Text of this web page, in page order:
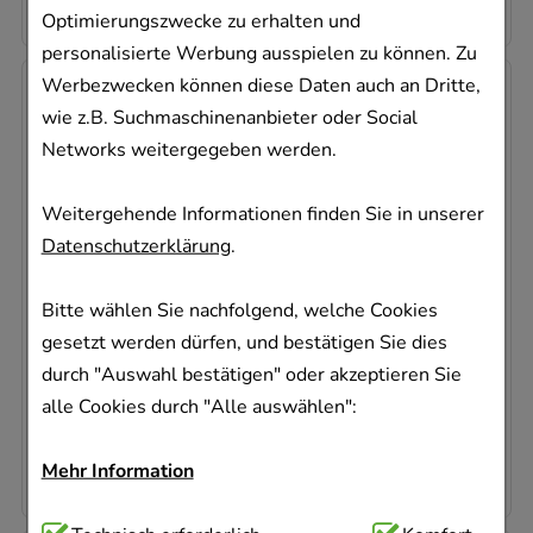
Optimierungszwecke zu erhalten und
personalisierte Werbung ausspielen zu können. Zu
Werbezwecken können diese Daten auch an Dritte,
wie z.B. Suchmaschinenanbieter oder Social
Networks weitergegeben werden.
Weitergehende Informationen finden Sie in unserer
Datenschutzerklärung.
Bitte wählen Sie nachfolgend, welche Cookies
gesetzt werden dürfen, und bestätigen Sie dies
durch "Auswahl bestätigen" oder akzeptieren Sie
alle Cookies durch "Alle auswählen":
Mehr Information
St
02689796
Sofort lieferbar
6,06 €¹